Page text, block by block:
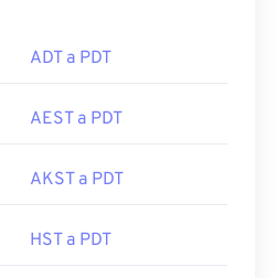
ADT a PDT
AEST a PDT
AKST a PDT
HST a PDT